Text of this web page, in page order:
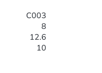
C003
8
12.6
10